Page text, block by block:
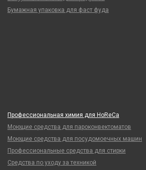
Бумажная упаковка для фаст фуда
Профессиональная химия для HoReCa
Моющие средства для пароконвектоматов
Моющие средства для посудомоечных машин
Профессиональные средства для стирки
Средства по уходу за техникой